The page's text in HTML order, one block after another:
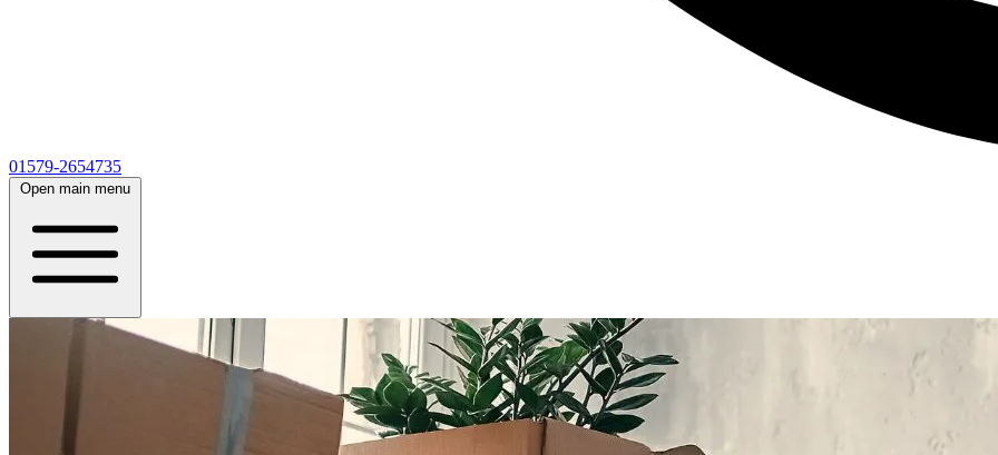
01579-2654735
Open main menu